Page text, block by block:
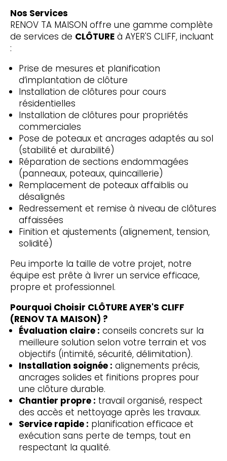
Nos Services
RENOV TA MAISON offre une gamme complète
de services de CLÔTUREà AYER'S CLIFF, incluant
:
Prise de mesures et planification
d’implantation de clôture
Installation de clôtures pour cours
résidentielles
Installation de clôtures pour propriétés
commerciales
Pose de poteaux et ancrages adaptés au sol
(stabilité et durabilité)
Réparation de sections endommagées
(panneaux, poteaux, quincaillerie)
Remplacement de poteaux affaiblis ou
désalignés
Redressement et remise à niveau de clôtures
affaissées
Finition et ajustements (alignement, tension,
solidité)
Peu importe la taille de votre projet, notre
équipe est prête à livrer un service efficace,
propre et professionnel.
Pourquoi Choisir CLÔTURE AYER'S CLIFF
(RENOV TA MAISON) ?
Évaluation claire : conseils concrets sur la
meilleure solution selon votre terrain et vos
objectifs (intimité, sécurité, délimitation).
Installation soignée : alignements précis,
ancrages solides et finitions propres pour
une clôture durable.
Chantier propre : travail organisé, respect
des accès et nettoyage après les travaux.
Service rapide : planification efficace et
exécution sans perte de temps, tout en
respectant la qualité.